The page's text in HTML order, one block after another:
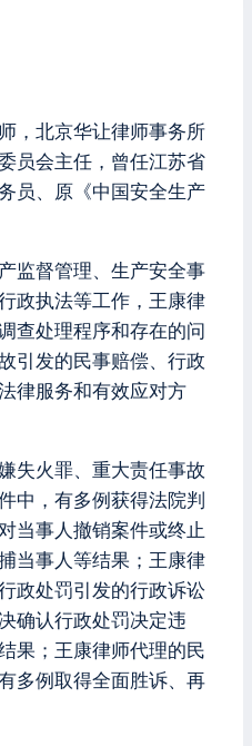
，北京华让律师事务所
员会主任，曾任江苏省
员、原《中国安全生产
监督管理、生产安全事
政执法等工作，王康律
查处理程序和存在的问
引发的民事赔偿、行政
律服务和有效应对方
失火罪、重大责任事故
中，有多例获得法院判
当事人撤销案件或终止
当事人等结果；王康律
政处罚引发的行政诉讼
确认行政处罚决定违
果；王康律师代理的民
多例取得全面胜诉、再